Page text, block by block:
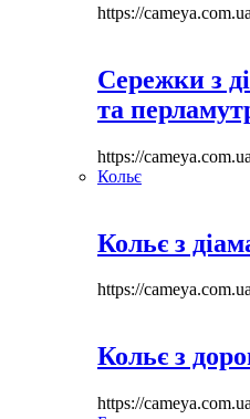
https://
Сережки з
та
https://
Кольє
Кольє з
https://
Кольє з
https://